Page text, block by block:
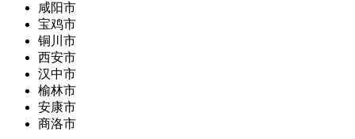
咸阳市
宝鸡市
铜川市
西安市
汉中市
榆林市
安康市
商洛市